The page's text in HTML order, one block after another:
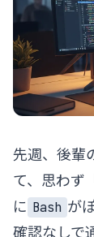
先週、後輩
て、思わず
に Bash が
確認なしで